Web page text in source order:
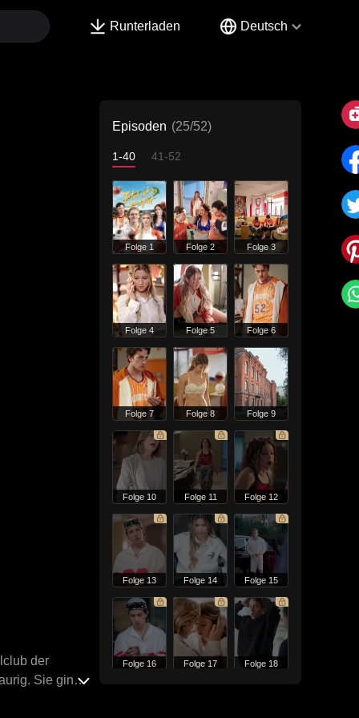
Runterladen Deutsch
der
Sie ging
Episoden (25/52)
1-40 41-52
Folge 1 Folge 2 Folge 3
Folge 4 Folge 5 Folge 6
Folge 7 Folge 8 Folge 9
Folge 10 Folge 11 Folge 12
Folge 13 Folge 14 Folge 15
Folge 16 Folge 17 Folge 18